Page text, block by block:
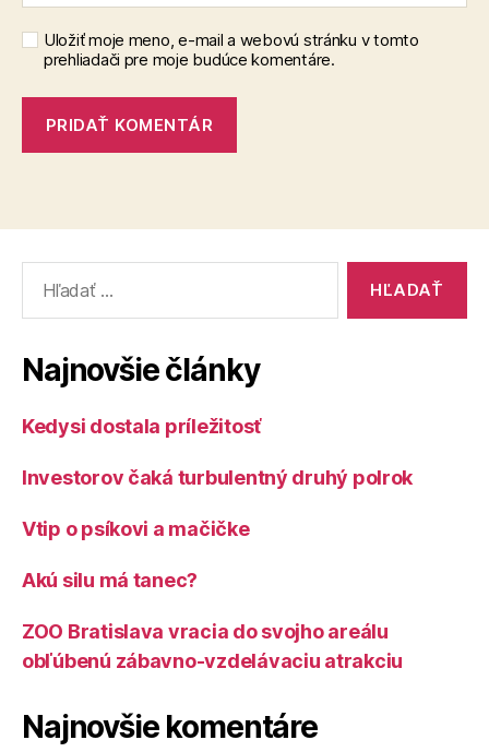
Uložiť moje meno, e-mail a webovú stránku v tomto
prehliadači pre moje budúce komentáre.
Najnovšie články
Kedysi dostala príležitosť
Investorov čaká turbulentný druhý polrok
Vtip o psíkovi a mačičke
Akú silu má tanec?
ZOO Bratislava vracia do svojho areálu
obľúbenú zábavno-vzdelávaciu atrakciu
Najnovšie komentáre